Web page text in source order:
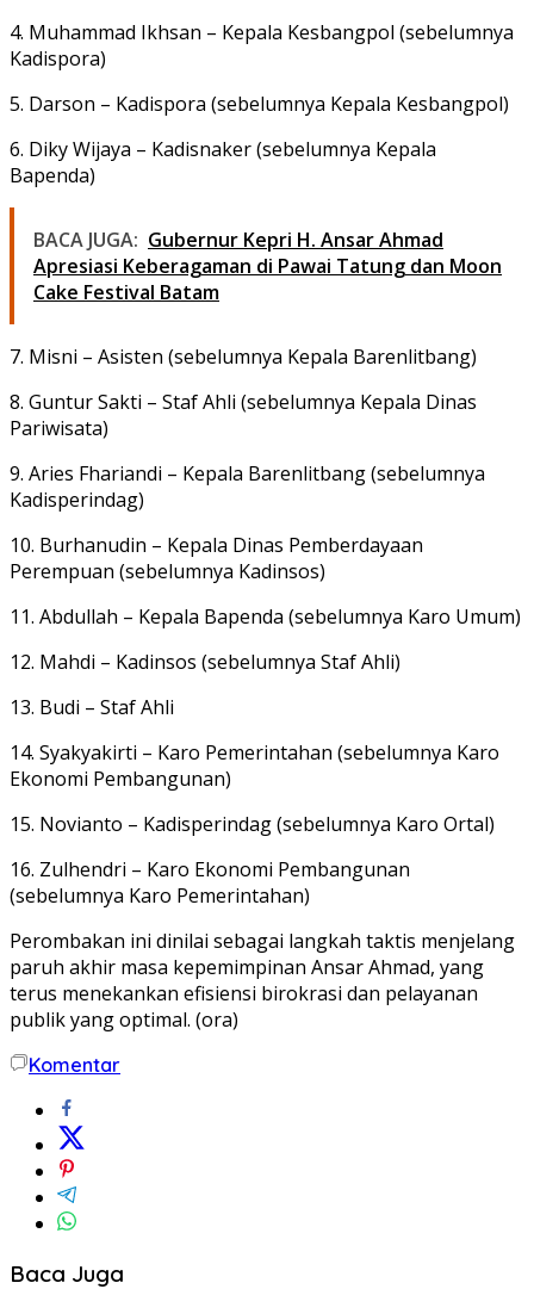
4. Muhammad Ikhsan – Kepala Kesbangpol (sebelumnya
Kadispora)
5. Darson – Kadispora (sebelumnya Kepala Kesbangpol)
6. Diky Wijaya – Kadisnaker (sebelumnya Kepala
Bapenda)
BACA JUGA: Gubernur Kepri H. Ansar Ahmad
Apresiasi Keberagaman di Pawai Tatung dan Moon
Cake Festival Batam
7. Misni – Asisten (sebelumnya Kepala Barenlitbang)
8. Guntur Sakti – Staf Ahli (sebelumnya Kepala Dinas
Pariwisata)
9. Aries Fhariandi – Kepala Barenlitbang (sebelumnya
Kadisperindag)
10. Burhanudin – Kepala Dinas Pemberdayaan
Perempuan (sebelumnya Kadinsos)
11. Abdullah – Kepala Bapenda (sebelumnya Karo Umum)
12. Mahdi – Kadinsos (sebelumnya Staf Ahli)
13. Budi – Staf Ahli
14. Syakyakirti – Karo Pemerintahan (sebelumnya Karo
Ekonomi Pembangunan)
15. Novianto – Kadisperindag (sebelumnya Karo Ortal)
16. Zulhendri – Karo Ekonomi Pembangunan
(sebelumnya Karo Pemerintahan)
Perombakan ini dinilai sebagai langkah taktis menjelang
paruh akhir masa kepemimpinan Ansar Ahmad, yang
terus menekankan efisiensi birokrasi dan pelayanan
publik yang optimal. (ora)
Komentar
Baca Juga